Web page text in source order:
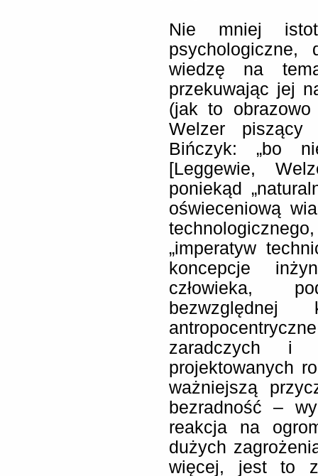
Nie mniej
psychologiczne,
wiedzę na
przekuwając jej
(jak to
Welzer
Bińczyk: „bo
[Leggewie,
poniekąd
oświeceniową
„imperatyw
koncepcje
człowieka,
zaradczych i
projektowanych
ważniejszą
bezradność –
reakcja na
dużych
więcej, jest to